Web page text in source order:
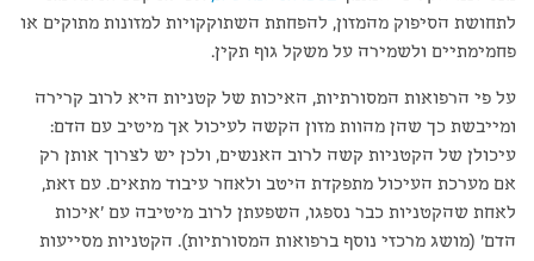
לתחושת הסיפוק מהמזון, להפחתת השתוקקויות למזונות מתוקים או
פחמימתיים ולשמירה על משקל גוף תקין.
על פי הרפואות המסורתיות, האיכות של קטניות היא לרוב קרירה
ומייבשת כך שהן מהוות מזון הקשה לעיכול אך מיטיב עם הדם:
עיכולן של הקטניות קשה לרוב האנשים, ולכן יש לצרוך אותן רק
אם מערכת העיכול מתפקדת היטב ולאחר עיבוד מתאים. עם זאת,
לאחת שהקטניות כבר נספגו, השפעתן לרוב מיטיבה עם 'איכות
הדם' (מושג מרכזי נוסף ברפואות המסורתיות). הקטניות מסייעות